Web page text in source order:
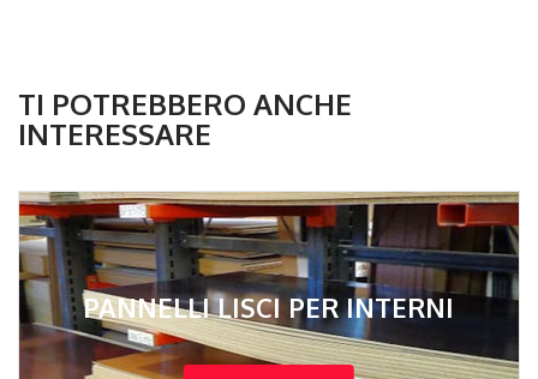
TI POTREBBERO ANCHE
INTERESSARE
PANNELLI LISCI PER INTERNI